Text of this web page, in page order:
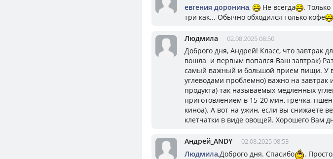
евгения доронина, Не всегда
.
три как... Обычно обходился только кофе
Людмила 02.08.2025 08:50
Доброго дня, Андрей! Класс, что завтрак
вошла и первым попался Ваш завтрак)
самый важный и большой прием пищи. У
углеводами проблемно) важно на завтрак
продукта) так называемых медленных
приготовлением в 15-20 мин, гречка,
киноа). А вот на ужин, если вы снижаете
клетчатки в виде овощей. Хорошего Вам
Андрей_ANDY 02.08.2025 08:53
Людмила,Доброго дня. Спасибо
.